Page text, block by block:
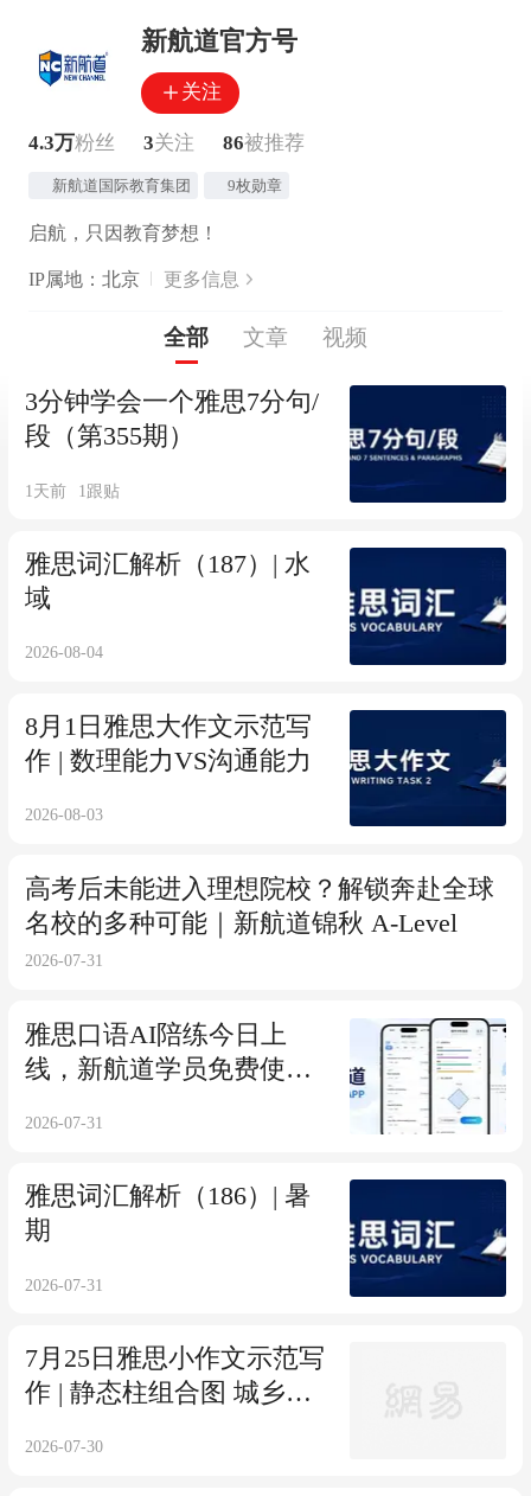
新航道官方号
关注
4.3万粉丝 3关注 86被推荐
新航道国际教育集团 9枚勋章
启航，只因教育梦想！
IP属地：北京 更多信息
全部 文章 视频
3分钟学会一个雅思7分句/
段（第355期）
1天前 1跟贴
雅思词汇解析（187）| 水
域
2026-08-04
8月1日雅思大作文示范写
作 | 数理能力VS沟通能力
2026-08-03
高考后未能进入理想院校？解锁奔赴全球
名校的多种可能｜新航道锦秋 A-Level
2026-07-31
雅思口语AI陪练今日上
线，新航道学员免费使用7
2026-07-31
雅思词汇解析（186）| 暑
期
2026-07-31
7月25日雅思小作文示范写
作 | 静态柱组合图 城乡居
2026-07-30